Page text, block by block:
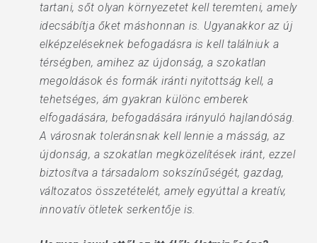
tartani, sőt olyan környezetet kell teremteni, amely
idecsábítja őket máshonnan is. Ugyanakkor az új
elképzeléseknek befogadásra is kell találniuk a
térségben, amihez az újdonság, a szokatlan
megoldások és formák iránti nyitottság kell, a
tehetséges, ám gyakran különc emberek
elfogadására, befogadására irányuló hajlandóság.
A városnak toleránsnak kell lennie a másság, az
újdonság, a szokatlan megközelítések iránt, ezzel
biztosítva a társadalom sokszínűségét, gazdag,
változatos összetételét, amely egyúttal a kreatív,
innovatív ötletek serkentője is.